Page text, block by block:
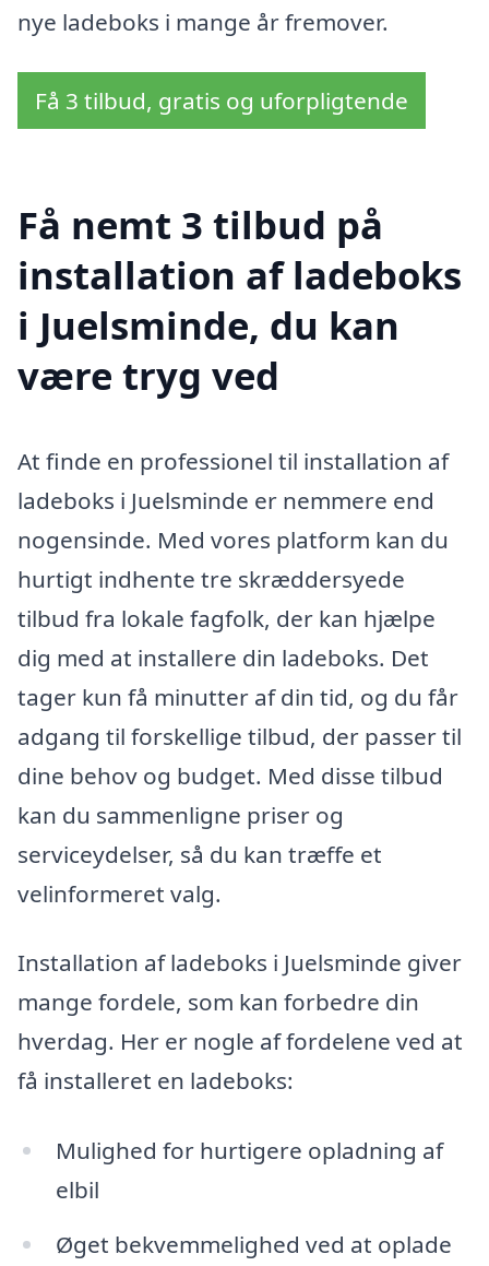
nye ladeboks i mange år fremover.
Få 3 tilbud, gratis og uforpligtende
Få nemt 3 tilbud på
installation af ladeboks
i Juelsminde, du kan
være tryg ved
At finde en professionel til installation af
ladeboks i Juelsminde er nemmere end
nogensinde. Med vores platform kan du
hurtigt indhente tre skræddersyede
tilbud fra lokale fagfolk, der kan hjælpe
dig med at installere din ladeboks. Det
tager kun få minutter af din tid, og du får
adgang til forskellige tilbud, der passer til
dine behov og budget. Med disse tilbud
kan du sammenligne priser og
serviceydelser, så du kan træffe et
velinformeret valg.
Installation af ladeboks i Juelsminde giver
mange fordele, som kan forbedre din
hverdag. Her er nogle af fordelene ved at
få installeret en ladeboks:
Mulighed for hurtigere opladning af
elbil
Øget bekvemmelighed ved at oplade